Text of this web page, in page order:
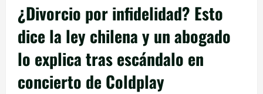
¿Divorcio por infidelidad? Esto
dice la ley chilena y un abogado
lo explica tras escándalo en
concierto de Coldplay